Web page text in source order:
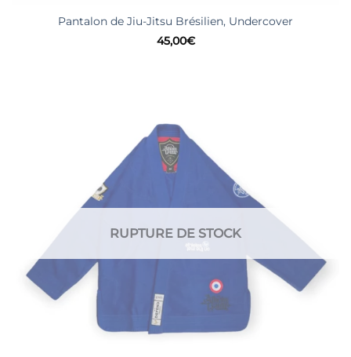
Pantalon de Jiu-Jitsu Brésilien, Undercover
45,00€
RUPTURE DE STOCK